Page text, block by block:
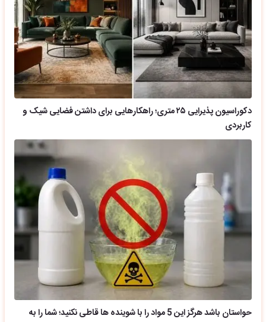
دکوراسیون پذیرایی ۲۵ متری؛ راهکارهایی برای داشتن فضایی شیک و
کاربردی
حواستان باشد هرگز این 5 مواد را با شوینده ها قاطی نکنید؛ شما را به